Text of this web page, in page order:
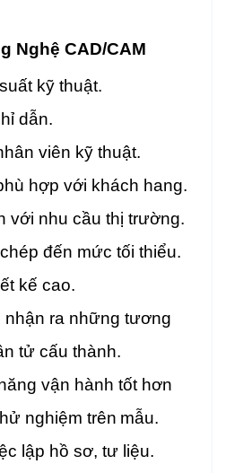
Nghệ CAD/CAM
kỹ thuật.
dẫn.
viên kỹ thuật.
hợp với khách hang.
với nhu cầu thị trường.
đến mức tối thiểu.
kế cao.
nhận ra những tương
tử cấu thành.
vận hành tốt hơn
nghiệm trên mẫu.
lập hồ sơ, tư liệu.